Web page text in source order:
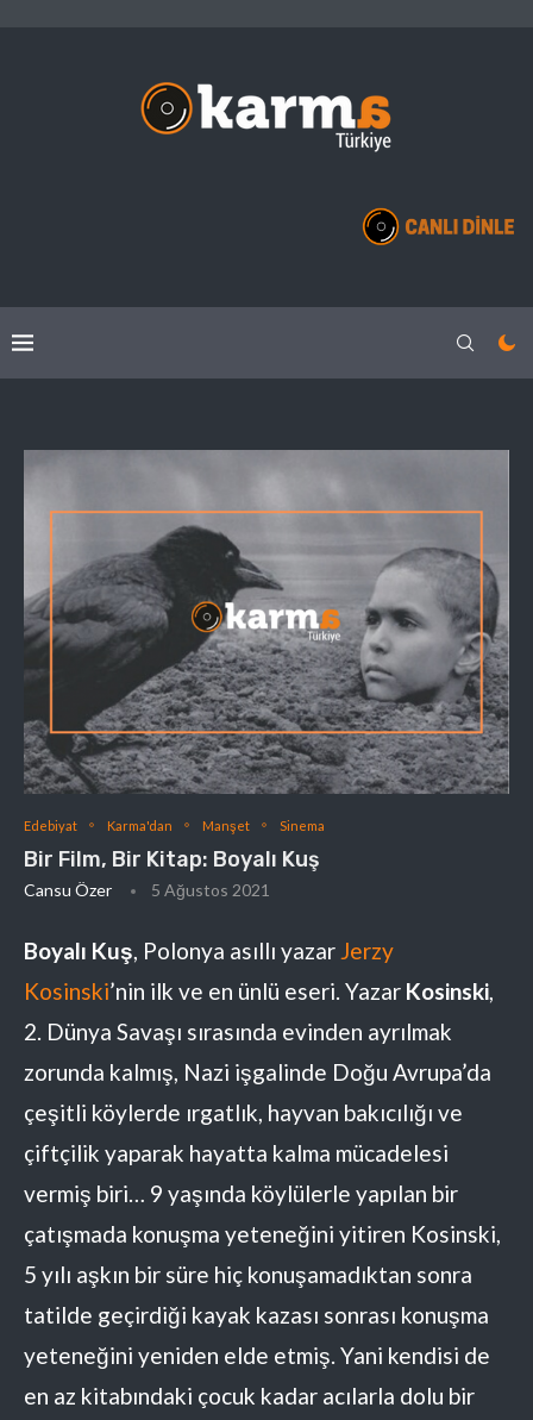
Edebiyat Karma'dan Manşet Sinema
Bir Film, Bir Kitap: Boyalı Kuş
Cansu Özer 5 Ağustos 2021
Boyalı Kuş, Polonya asıllı yazar Jerzy
Kosinski’nin ilk ve en ünlü eseri. Yazar Kosinski,
2. Dünya Savaşı sırasında evinden ayrılmak
zorunda kalmış, Nazi işgalinde Doğu Avrupa’da
çeşitli köylerde ırgatlık, hayvan bakıcılığı ve
çiftçilik yaparak hayatta kalma mücadelesi
vermiş biri… 9 yaşında köylülerle yapılan bir
çatışmada konuşma yeteneğini yitiren Kosinski,
5 yılı aşkın bir süre hiç konuşamadıktan sonra
tatilde geçirdiği kayak kazası sonrası konuşma
yeteneğini yeniden elde etmiş. Yani kendisi de
en az kitabındaki çocuk kadar acılarla dolu bir